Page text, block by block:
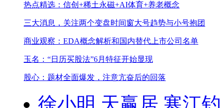
热点精选：信创+稀土永磁+AI体育+养老概念
三大消息，关注两个变盘时间窗大号趋势与小号抱团
商业观察：EDA概念解析和国内替代上市公司名单
玉名：“日历买股法”6月特征开始显现
股心：题材全面爆发，注意亢奋后的回落